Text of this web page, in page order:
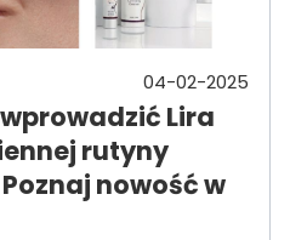
04-02-2025
Lira
rutyny
nowość w